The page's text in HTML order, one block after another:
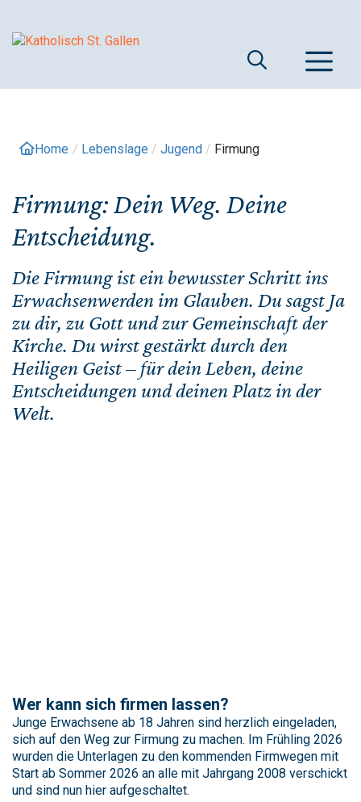
Inhalt
Home / Lebenslage / Jugend / Firmung
Firmung: Dein Weg. Deine
Entscheidung.
Die Firmung ist ein bewusster Schritt ins
Erwachsenwerden im Glauben. Du sagst Ja
zu dir, zu Gott und zur Gemeinschaft der
Kirche. Du wirst gestärkt durch den
Heiligen Geist – für dein Leben, deine
Entscheidungen und deinen Platz in der
Welt.
Wer kann sich firmen lassen?
Junge Erwachsene ab 18 Jahren sind herzlich eingeladen,
sich auf den Weg zur Firmung zu machen. Im Frühling 2026
wurden die Unterlagen zu den kommenden Firmwegen mit
Start ab Sommer 2026 an alle mit Jahrgang 2008 verschickt
und sind nun hier aufgeschaltet.